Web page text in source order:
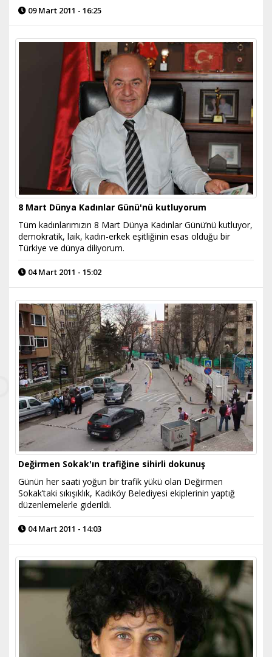
09 Mart 2011 - 16:25
8 Mart Dünya Kadınlar Günü'nü kutluyorum
Tüm kadınlarımızın 8 Mart Dünya Kadınlar Günü’nü kutluyor,
demokratik, laik, kadın-erkek eşitliğinin esas olduğu bir
Türkiye ve dünya diliyorum.
04 Mart 2011 - 15:02
Değirmen Sokak'ın trafiğine sihirli dokunuş
Günün her saati yoğun bir trafik yükü olan Değirmen
Sokak’taki sıkışıklık, Kadıköy Belediyesi ekiplerinin yaptığ
düzenlemelerle giderildi.
04 Mart 2011 - 14:03